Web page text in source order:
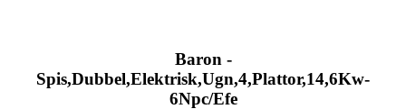
Baron -
Spis,Dubbel,Elektrisk,Ugn,4,Plattor,14,6Kw-
6Npc/Efe